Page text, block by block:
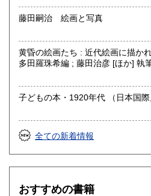
自然科学、美術工芸、趣味、サブ
山岳・料理・中国美術・書道・美
藤田嗣治 絵画と写真
黄昏の絵画たち : 近代絵画に描かれた夕日
多田羅珠希編 ; 藤田治彦 [ほか] 執筆
子どもの本・
全ての新着情報
おすすめの書籍